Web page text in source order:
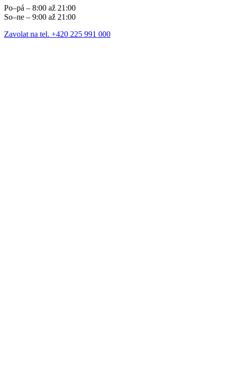
Po–pá – 8:00 až 21:00
So–ne – 9:00 až 21:00
Zavolat na tel. +420 225 991 000